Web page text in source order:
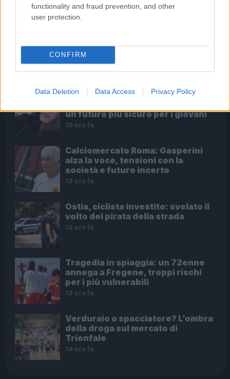
functionality and fraud prevention, and other
user protection.
CONFIRM
Data Deletion Data Access Privacy Policy
Audio Zaniolo, la ragazza coinvolta fa chiarezza sulle
Dalla festa al dramma: la morte di
un futuro più sicuro per i giovani
10 ore fa
Calciomercato Roma: Gasperini
alza la voce, tensioni con la
società e futuro incerto
13 ore fa
Ostia, ciclista investito: svelato il
volto del pirata della strada
13 ore fa
Tragedia in spiaggia: un 72enne
annega a Fregene, troppi rischi
per i più vulnerabili
13 ore fa
Verduraio o spacciatore? L’ombra
della droga sul mercato di
Trionfale
14 ore fa